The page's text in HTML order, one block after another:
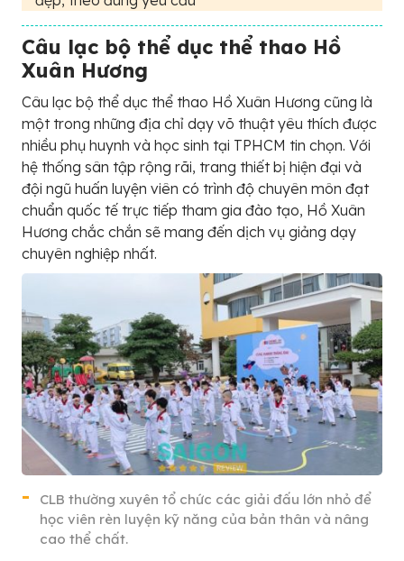
Câu lạc bộ thể dục thể thao Hồ
Xuân Hương
Câu lạc bộ thể dục thể thao Hồ Xuân Hương cũng là
một trong những địa chỉ dạy võ thuật yêu thích được
nhiều phụ huynh và học sinh tại TPHCM tin chọn. Với
hệ thống sân tập rộng rãi, trang thiết bị hiện đại và
đội ngũ huấn luyện viên có trình độ chuyên môn đạt
chuẩn quốc tế trực tiếp tham gia đào tạo, Hồ Xuân
Hương chắc chắn sẽ mang đến dịch vụ giảng dạy
chuyên nghiệp nhất.
CLB thường xuyên tổ chức các giải đấu lớn nhỏ để
học viên rèn luyện kỹ năng của bản thân và nâng
cao thể chất.